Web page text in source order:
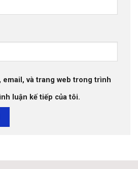
email, và trang web trong trình
luận kế tiếp của tôi.